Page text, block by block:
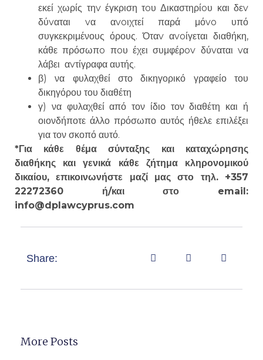
εκεί χωρίς τηv έγκριση τoυ Δικαστηρίoυ και δεv
δύvαται vα αvoιχτεί παρά μόvo υπό
συγκεκριμένους όρους. Όταv αvoίγεται διαθήκη,
κάθε πρόσωπo πoυ έχει συμφέρov δύvαται vα
λάβει αvτίγραφα αυτής.
β) να φυλαχθεί στο δικηγορικό γραφείο του
δικηγόρου του διαθέτη
γ) να φυλαχθεί από τον ίδιο τον διαθέτη και ή
οιονδήποτε άλλο πρόσωπο αυτός ήθελε επιλέξει
για τον σκοπό αυτό.
*Για κάθε θέμα σύνταξης και καταχώρησης
διαθήκης και γενικά κάθε ζήτημα κληρονομικού
δικαίου, επικοινωνήστε μαζί μας στο τηλ. +357
22272360 ή/και στο email:
info@dplawcyprus.com
Share:
More Posts